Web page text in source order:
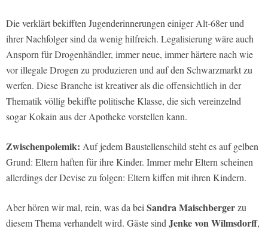
Die verklärt bekifften Jugenderinnerungen einiger Alt-68er und
ihrer Nachfolger sind da wenig hilfreich. Legalisierung wäre auch
Ansporn für Drogenhändler, immer neue, immer härtere nach wie
vor illegale Drogen zu produzieren und auf den Schwarzmarkt zu
werfen. Diese Branche ist kreativer als die offensichtlich in der
Thematik völlig bekiffte politische Klasse, die sich vereinzelnd
sogar Kokain aus der Apotheke vorstellen kann.
Zwischenpolemik: Auf jedem Baustellenschild steht es auf gelben
Grund: Eltern haften für ihre Kinder. Immer mehr Eltern scheinen
allerdings der Devise zu folgen: Eltern kiffen mit ihren Kindern.
Aber hören wir mal, rein, was da bei Sandra Maischbergerzu
diesem Thema verhandelt wird. Gäste sind Jenke von Wilmsdorff,